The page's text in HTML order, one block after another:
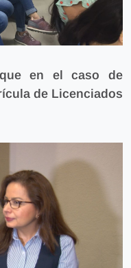
en el caso de
de Licenciados